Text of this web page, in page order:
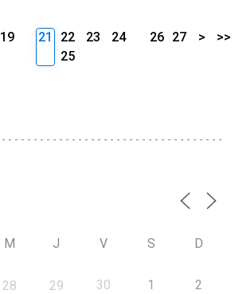
19
21 22 23
24
25
26 27 > >>
M J V S D
28 29 30 1 2